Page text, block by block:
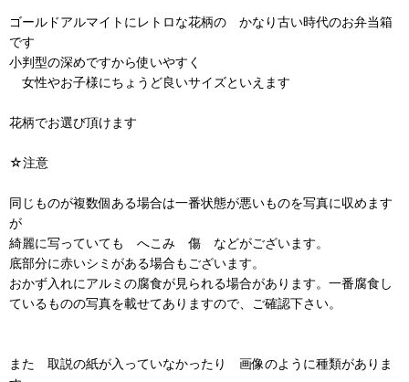
ゴールドアルマイトにレトロな花柄の かなり古い時代のお弁当箱
です
小判型の深めですから使いやすく
女性やお子様にちょうど良いサイズといえます
花柄でお選び頂けます
☆注意
同じものが複数個ある場合は一番状態が悪いものを写真に収めます
が
綺麗に写っていても へこみ 傷 などがございます。
底部分に赤いシミがある場合もございます。
おかず入れにアルミの腐食が見られる場合があります。一番腐食し
ているものの写真を載せてありますので、ご確認下さい。
また 取説の紙が入っていなかったり 画像のように種類がありま